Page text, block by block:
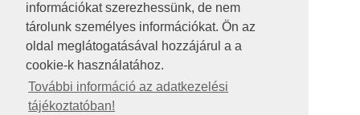
információkat szerezhessünk, de nem
tárolunk személyes információkat. Ön az
oldal meglátogatásával hozzájárul a a
cookie-k használatához.
További információ az adatkezelési
tájékoztatóban!
JOGI NYILATKOZAT
IMPRESSZUM
KÖZÉRDEKŰ ADATOK